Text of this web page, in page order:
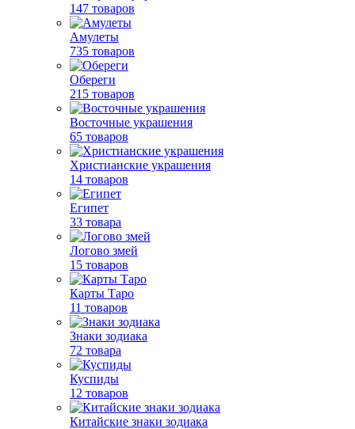
147 товаров
Амулеты
735 товаров
Обереги
215 товаров
Восточные украшения
65 товаров
Христианские украшения
14 товаров
Египет
33 товара
Логово змей
15 товаров
Карты Таро
11 товаров
Знаки зодиака
72 товара
Куспиды
12 товаров
Китайские знаки зодиака